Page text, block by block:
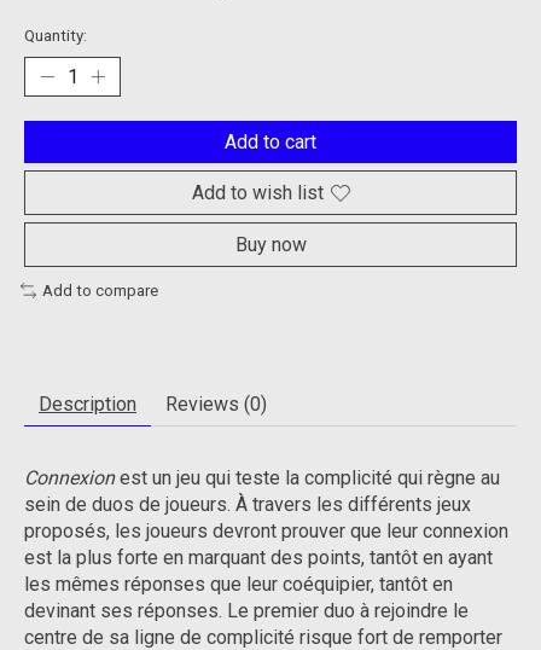
Quantity:
Add to cart
Add to wish list
Buy now
Add to compare
Description Reviews (0)
Connexionest un jeu qui teste la complicité qui règne au
sein de duos de joueurs. À travers les différents jeux
proposés, les joueurs devront prouver que leur connexion
est la plus forte en marquant des points, tantôt en ayant
les mêmes réponses que leur coéquipier, tantôt en
devinant ses réponses. Le premier duo à rejoindre le
centre de sa ligne de complicité risque fort de remporter